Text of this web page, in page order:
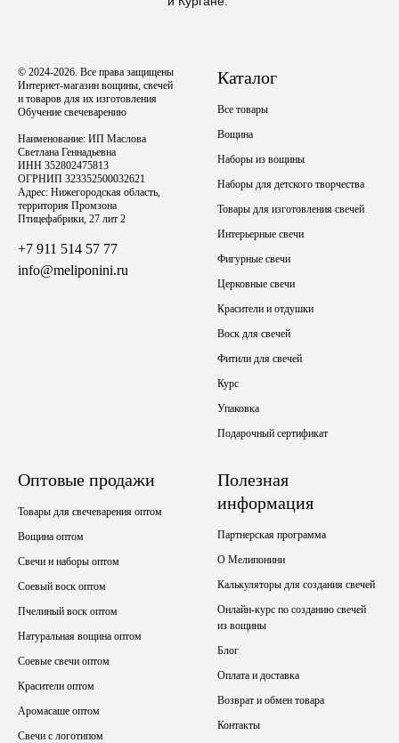
© 2024-2026. Все права защищены
Интернет-магазин вощины, свечей
и товаров для их изготовления
Обучение свечеварению
Наименование: ИП Маслова
Светлана Геннадьевна
ИНН 352802475813
ОГРНИП 323352500032621
Адрес: Нижегородская область,
территория Промзона
Птицефабрики, 27 лит 2
+7 911 514 57 77
info@meliponini.ru
Каталог
Все товары
Вощина
Наборы из вощины
Наборы для детского творчества
Товары для изготовления свечей
Интерьерные свечи
Фигурные свечи
Церковные свечи
Красители и отдушки
Воск для свечей
Фитили для свечей
Курс
Упаковка
Подарочный сертификат
Оптовые продажи
Товары для свечеварения оптом
Вощина оптом
Свечи и наборы оптом
Соевый воск оптом
Пчелиный воск оптом
Натуральная вощина оптом
Соевые свечи оптом
Красители оптом
Аромасаше оптом
Свечи с логотипом
Полезная
информация
Партнерская программа
О Мелипонини
Калькуляторы для создания свечей
Онлайн-курс по созданию свечей
из вощины
Блог
Оплата и доставка
Возврат и обмен товара
Контакты